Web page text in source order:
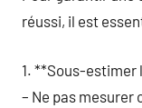
réussi, il est
1. **Sous-estimer
– Ne pas